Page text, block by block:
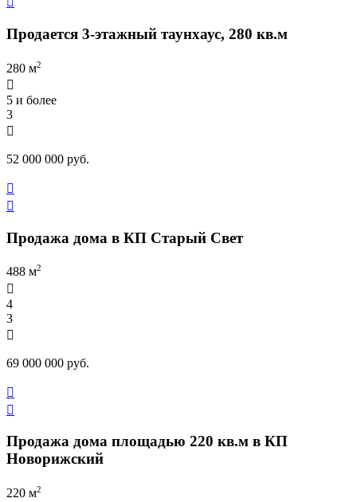
Продается 3-этажный таунхаус, 280 кв.м
280 м2

5 и более
3

52 000 000 руб.


Продажа дома в КП Старый Свет
488 м2

4
3

69 000 000 руб.


Продажа дома площадью 220 кв.м в КП
Новорижский
220 м2